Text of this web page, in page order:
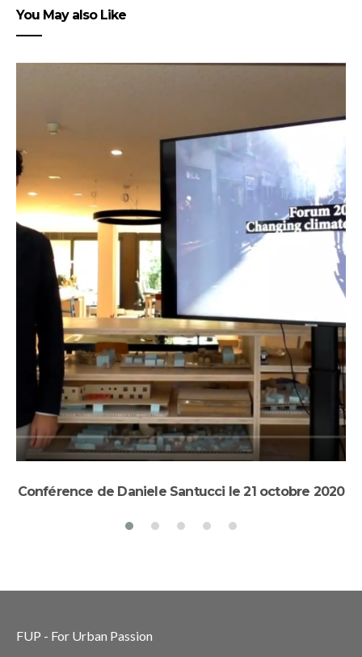
You May also Like
Conférence de Daniele Santucci le 21 octobre 2020
FUP - For Urban Passion